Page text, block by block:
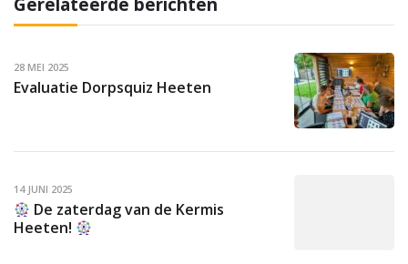
28 MEI 2025
Evaluatie Dorpsquiz Heeten
14 JUNI 2025
De zaterdag van de Kermis
Heeten!